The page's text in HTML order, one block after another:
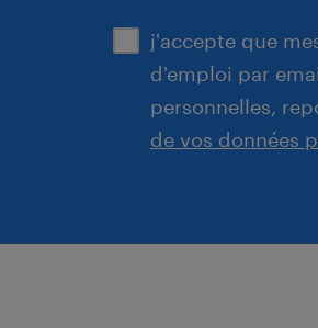
j'accepte que
d'emploi par
personnelles,
de vos données